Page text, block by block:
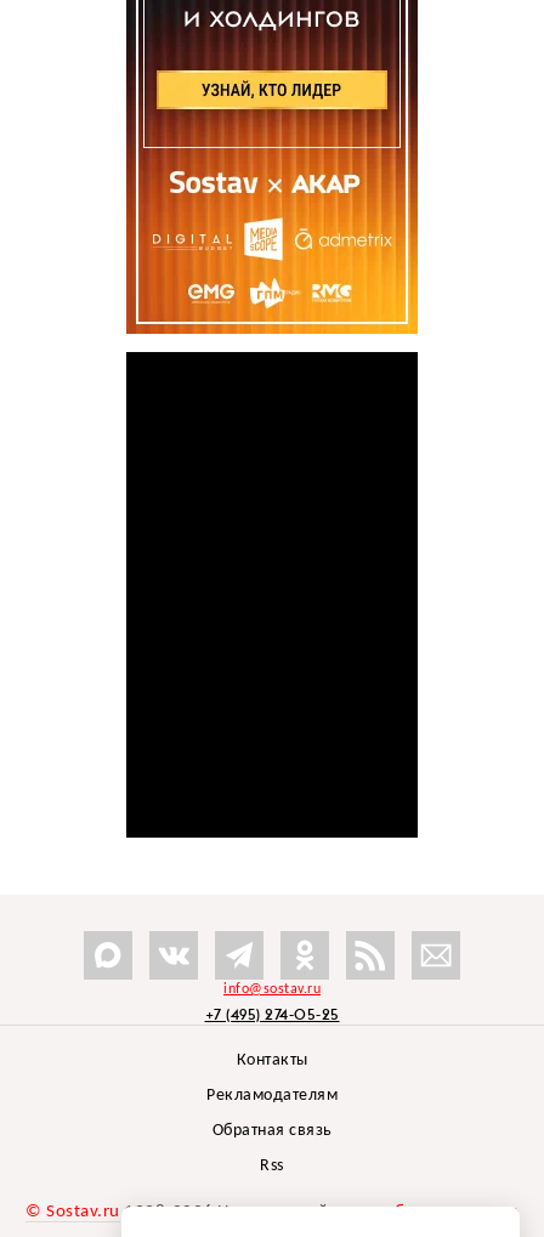
info@sostav.ru
+7 (495) 274-05-25
Контакты
Рекламодателям
Обратная связь
Rss
© Sostav.ru 1998-2026 Независимый проектбрендингового